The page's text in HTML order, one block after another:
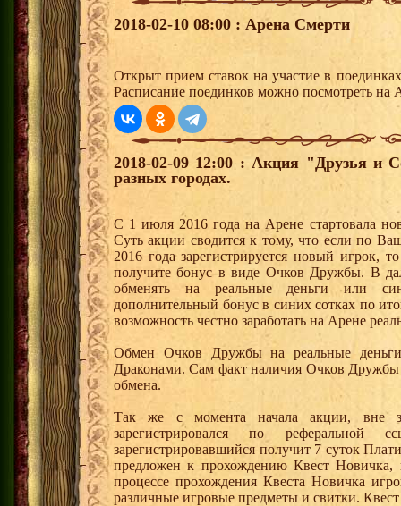
2018-02-10 08:00 : Арена Смерти
Открыт прием ставок на участие в
Расписание поединков можно посмотреть на
2018-02-09 12:00 : Акция "Друзья и
разных городах.
С 1 июля 2016 года на Арене стартовала
Суть акции сводится к тому, что если по
2016 года зарегистрируется новый
получите бонус в виде Очков Дружбы. В
обменять на реальные деньги или
дополнительный бонус в синих сотках по
возможность честно заработать на Арене
Обмен Очков Дружбы на реальные деньги
Драконами. Сам факт наличия Очков Дружбы
обмена.
Так же с момента начала акции, вне
зарегистрировался по
зарегистрировавшийся получит 7 суток
предложен к прохождению Квест
процессе прохождения Квеста Новичка
различные игровые предметы и свитки.